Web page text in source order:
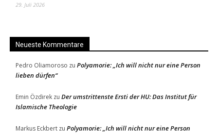
29. Juli 2026
Neueste Kommentare
Pedro Oliamoroso zu Polyamorie: „Ich will nicht nur eine Person
lieben dürfen“
Emin Özdirek zu Der umstrittenste Ersti der HU: Das Institut für
Islamische Theologie
Markus Eckbert zu Polyamorie: „Ich will nicht nur eine Person